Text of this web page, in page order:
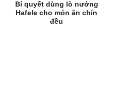
Bí quyết dùng lò nướng
Hafele cho món ăn chín
đều